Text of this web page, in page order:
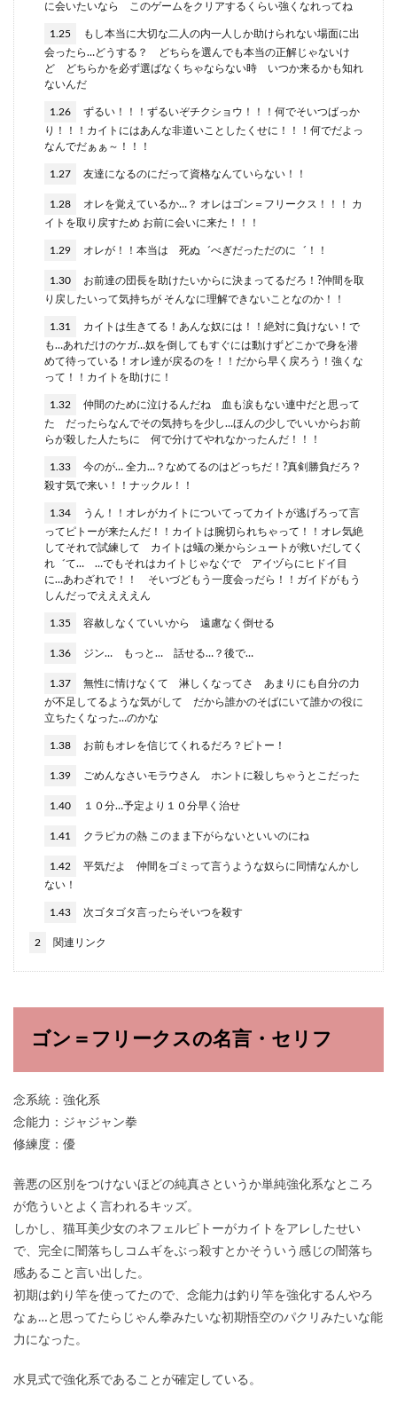
に会いたいなら このゲームをクリアするくらい強くなれってね
1.25
もし本当に大切な二人の内一人しか助けられない場面に出
会ったら…どうする？ どちらを選んでも本当の正解じゃないけ
ど どちらかを必ず選ばなくちゃならない時 いつか来るかも知れ
ないんだ
1.26
ずるい！！！ずるいぞチクショウ！！！何でそいつばっか
り！！！カイトにはあんな非道いことしたくせに！！！何でだよっ
なんでだぁぁ～！！！
1.27 友達になるのにだって資格なんていらない！！
1.28
オレを覚えているか…？ オレはゴン＝フリークス！！！ カ
イトを取り戻すため お前に会いに来た！！！
1.29 オレが！！本当は 死ぬ゛べぎだっただのに゛！！
1.30
お前達の団長を助けたいからに決まってるだろ！?仲間を取
り戻したいって気持ちが そんなに理解できないことなのか！！
1.31
カイトは生きてる！あんな奴には！！絶対に負けない！で
も…あれだけのケガ…奴を倒してもすぐには動けずどこかで身を潜
めて待っている！オレ達が戻るのを！！だから早く戻ろう！強くな
って！！カイトを助けに！
1.32
仲間のために泣けるんだね 血も涙もない連中だと思って
た だったらなんでその気持ちを少し…ほんの少しでいいからお前
らが殺した人たちに 何で分けてやれなかったんだ！！！
1.33
今のが… 全力…？なめてるのはどっちだ！?真剣勝負だろ？
殺す気で来い！！ナックル！！
1.34
うん！！オレがカイトについてってカイトが逃げろって言
ってピトーが来たんだ！！カイトは腕切られちゃって！！オレ気絶
してそれで試練して カイトは蟻の巣からシュートが救いだしてく
れ゛て… …でもそれはカイトじゃなぐで アイヅらにヒドイ目
に…あわざれで！！ そいづどもう一度会っだら！！ガイドがもう
しんだっでええええん
1.35 容赦しなくていいから 遠慮なく倒せる
1.36 ジン… もっと… 話せる…？後で…
1.37
無性に情けなくて 淋しくなってさ あまりにも自分の力
が不足してるような気がして だから誰かのそばにいて誰かの役に
立ちたくなった…のかな
1.38 お前もオレを信じてくれるだろ？ピトー！
1.39 ごめんなさいモラウさん ホントに殺しちゃうとこだった
1.40 １０分…予定より１０分早く治せ
1.41 クラピカの熱 このまま下がらないといいのにね
1.42
平気だよ 仲間をゴミって言うような奴らに同情なんかし
ない！
1.43 次ゴタゴタ言ったらそいつを殺す
2 関連リンク
ゴン＝フリークスの名言・セリフ
念系統：強化系
念能力：ジャジャン拳
修練度：優
善悪の区別をつけないほどの純真さというか単純強化系なところ
が危ういとよく言われるキッズ。
しかし、猫耳美少女のネフェルピトーがカイトをアレしたせい
で、完全に闇落ちしコムギをぶっ殺すとかそういう感じの闇落ち
感あること言い出した。
初期は釣り竿を使ってたので、念能力は釣り竿を強化するんやろ
なぁ…と思ってたらじゃん拳みたいな初期悟空のパクリみたいな能
力になった。
水見式で強化系であることが確定している。